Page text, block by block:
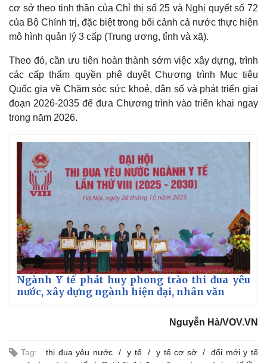
cơ sở theo tinh thần của Chỉ thị số 25 và Nghị quyết số 72
của Bộ Chính trị, đặc biệt trong bối cảnh cả nước thực hiện
mô hình quản lý 3 cấp (Trung ương, tỉnh và xã).
Theo đó, cần ưu tiên hoàn thành sớm việc xây dựng, trình
các cấp thẩm quyền phê duyệt Chương trình Mục tiêu
Quốc gia về Chăm sóc sức khoẻ, dân số và phát triển giai
đoạn 2026-2035 để đưa Chương trình vào triển khai ngay
trong năm 2026.
Ngành Y tế phát huy phong trào thi đua yêu
nước, xây dựng ngành hiện đại, nhân văn
Nguyễn Hà/VOV.VN
Tag: thi đua yêu nước y tế y tế cơ sở
đổi mới y tế